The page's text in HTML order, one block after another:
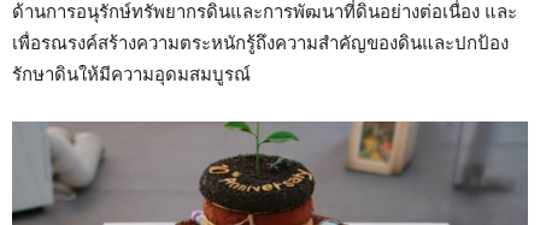
ด้านการอนุรักษ์ทรัพยากรดินและการพัฒนาที่ดินอย่างต่อเนื่อง และ
เพื่อรณรงค์สร้างความตระหนักรู้ถึงความสำคัญของดินและปกป้อง
รักษาดินให้มีความอุดมสมบูรณ์